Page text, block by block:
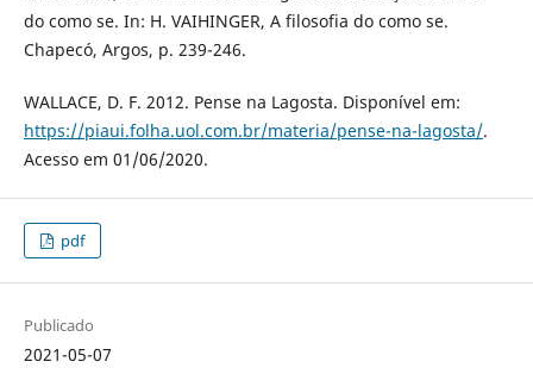
do como se. In: H. VAIHINGER, A filosofia do como se.
Chapecó, Argos, p. 239-246.
WALLACE, D. F. 2012. Pense na Lagosta. Disponível em:
https://piaui.folha.uol.com.br/materia/pense-na-lagosta/.
Acesso em 01/06/2020.
pdf
Publicado
2021-05-07